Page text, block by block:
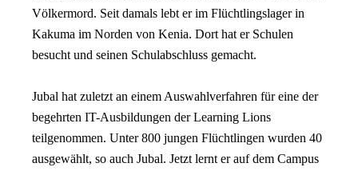
Völkermord. Seit damals lebt er im Flüchtlingslager in
Kakuma im Norden von Kenia. Dort hat er Schulen
besucht und seinen Schulabschluss gemacht.
Jubal hat zuletzt an einem Auswahlverfahren für eine der
begehrten IT-Ausbildungen der Learning Lions
teilgenommen. Unter 800 jungen Flüchtlingen wurden 40
ausgewählt, so auch Jubal. Jetzt lernt er auf dem Campus